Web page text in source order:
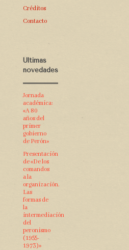
Créditos
Contacto
Últimas
novedades
Jornada
académica:
«A 80
años del
primer
gobierno
de Perón»
Presentación
de «De los
comandos
a la
organización.
Las
formas de
la
intermediación
del
peronismo
(1955-
1973)»